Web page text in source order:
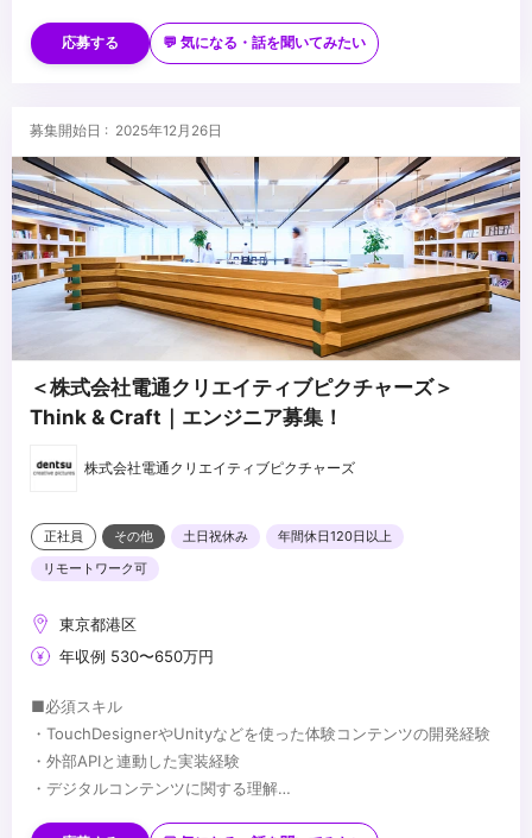
制作だけでなく、ディレクションにも関わりたい方
...
応募する 💬 気になる・話を聞いてみたい
募集開始日 : 2025年12月26日
＜株式会社電通クリエイティブピクチャーズ＞
Think & Craft｜エンジニア募集！
株式会社電通クリエイティブピクチャーズ
正社員 その他 土日祝休み
年間休日120日以上
リモートワーク可
東京都港区
年収例 530〜650万円
■必須スキル
・TouchDesignerやUnityなどを使った体験コンテンツの開発経験
・外部APIと連動した実装経験
・デジタルコンテンツに関する理解